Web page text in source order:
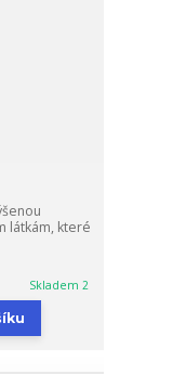
látkám, které
Skladem 2